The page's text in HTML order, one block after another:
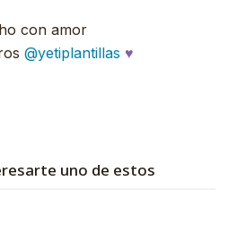
con amor
@yetiplantillas ♥
uno de estos